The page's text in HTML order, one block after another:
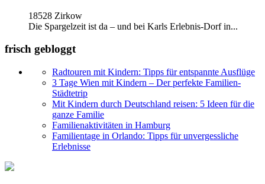
18528 Zirkow
Die Spargelzeit ist da – und bei Karls Erlebnis-Dorf in...
frisch gebloggt
Radtouren mit Kindern: Tipps für entspannte Ausflüge
3 Tage Wien mit Kindern – Der perfekte Familien-
Städtetrip
Mit Kindern durch Deutschland reisen: 5 Ideen für die
ganze Familie
Familienaktivitäten in Hamburg
Familientage in Orlando: Tipps für unvergessliche
Erlebnisse